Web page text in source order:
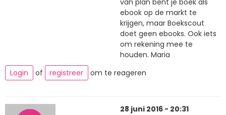
ebook op de markt te
krijgen, maar Boekscout
doet geen ebooks. Ook iets
om rekening mee te
houden. Maria
Login
of registreer om te reageren
28 juni 2016 - 20:31